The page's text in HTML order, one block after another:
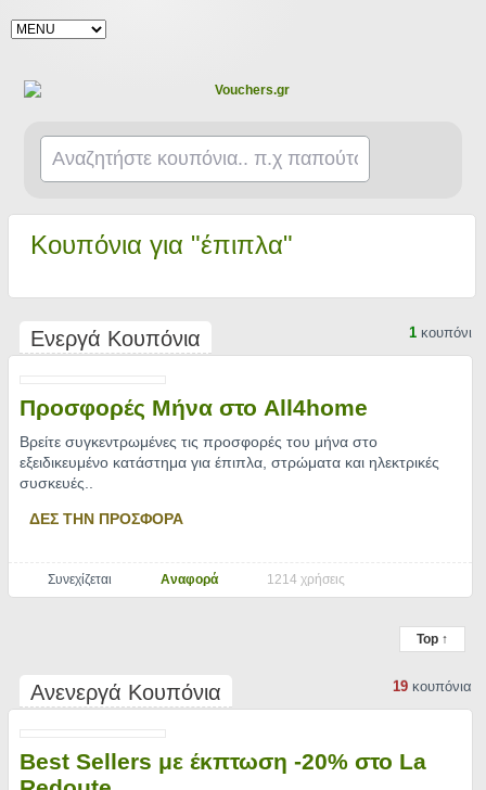
Κουπόνια για "έπιπλα"
Ενεργά Κουπόνια 1κουπόνι
Προσφορές Μήνα στο All4home
Βρείτε συγκεντρωμένες τις προσφορές του μήνα στο
εξειδικευμένο κατάστημα για έπιπλα, στρώματα και ηλεκτρικές
συσκευές
ΔΕΣ ΤΗΝ ΠΡΟΣΦΟΡΑ
Συνεχίζεται Αναφορά 1214 χρήσεις
Top ↑
Ανενεργά Κουπόνια 19κουπόνια
Best Sellers με έκπτωση -20% στο La